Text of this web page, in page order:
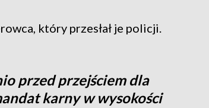
który przesłał je policji.
przed przejściem dla
karny w wysokości